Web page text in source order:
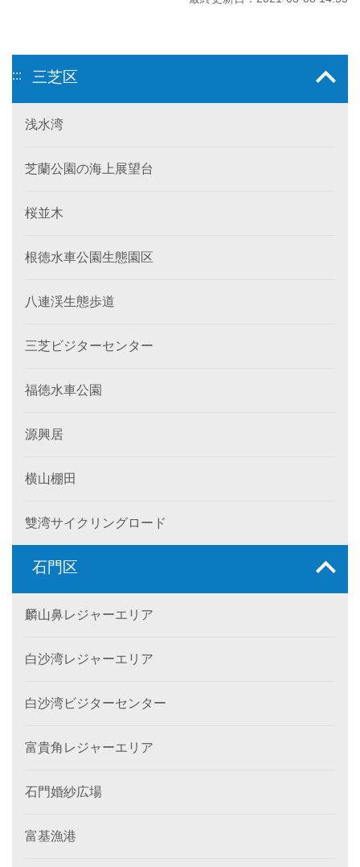
::: 三芝区
浅水湾
芝蘭公園の海上展望台
桜並木
根徳水車公園生態園区
八連渓生態歩道
三芝ビジターセンター
福徳水車公園
源興居
横山棚田
雙湾サイクリングロード
石門区
麟山鼻レジャーエリア
白沙湾レジャーエリア
白沙湾ビジターセンター
富貴角レジャーエリア
石門婚紗広場
富基漁港